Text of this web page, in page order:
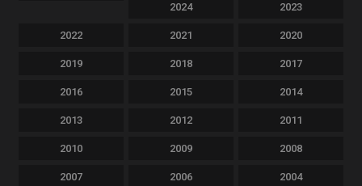
2024 2023
2022 2021 2020
2019 2018 2017
2016 2015 2014
2013 2012 2011
2010 2009 2008
2007 2006 2004